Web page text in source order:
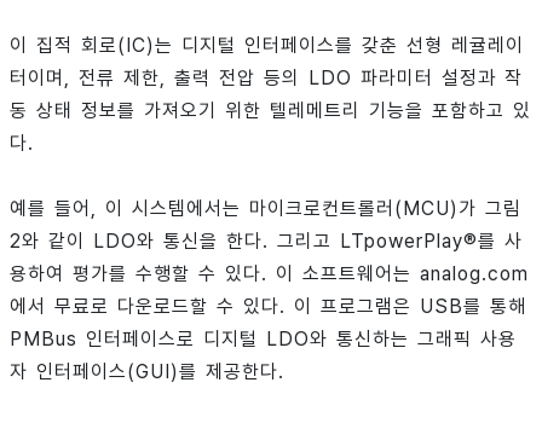
이 집적 회로(IC)는 디지털 인터페이스를 갖춘 선형 레귤레이
터이며, 전류 제한, 출력 전압 등의 LDO 파라미터 설정과 작
동 상태 정보를 가져오기 위한 텔레메트리 기능을 포함하고 있
다.
예를 들어, 이 시스템에서는 마이크로컨트롤러(MCU)가 그림
2와 같이 LDO와 통신을 한다. 그리고 LTpowerPlay®를 사
용하여 평가를 수행할 수 있다. 이 소프트웨어는 analog.com
에서 무료로 다운로드할 수 있다. 이 프로그램은 USB를 통해
PMBus 인터페이스로 디지털 LDO와 통신하는 그래픽 사용
자 인터페이스(GUI)를 제공한다.